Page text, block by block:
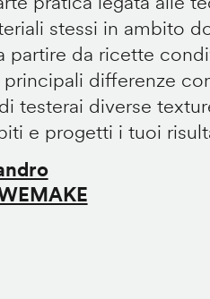
stessi in ambito
partire da ricette
differenze
testerai diverse
e progetti i tuoi